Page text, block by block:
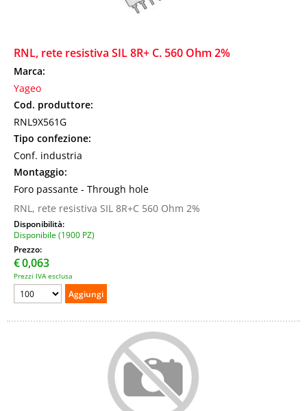
RNL, rete resistiva SIL 8R+ C. 560 Ohm 2%
Marca:
Yageo
Cod. produttore:
RNL9X561G
Tipo confezione:
Conf. industria
Montaggio:
Foro passante - Through hole
RNL, rete resistiva SIL 8R+C 560 Ohm 2%
Disponibilità:
Disponibile (1900 PZ)
Prezzo:
€0,063
Prezzi IVA esclusa